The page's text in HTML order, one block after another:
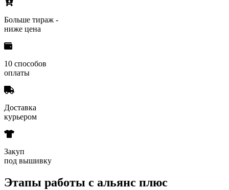
Больше тираж -
ниже цена
10 способов
оплаты
Доставка
курьером
Закуп
под вышивку
Этапы работы с альянс плюс